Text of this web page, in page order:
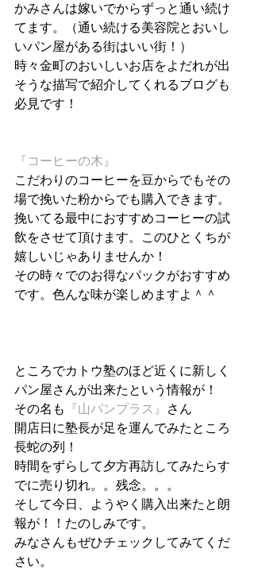
かみさんは嫁いでからずっと通い続け
てます。（通い続ける美容院とおいし
いパン屋がある街はいい街！）
時々金町のおいしいお店をよだれが出
そうな描写で紹介してくれるブログも
必見です！
『コーヒーの木』
こだわりのコーヒーを豆からでもその
場で挽いた粉からでも購入できます。
挽いてる最中におすすめコーヒーの試
飲をさせて頂けます。このひとくちが
嬉しいじゃありませんか！
その時々でのお得なパックがおすすめ
です。色んな味が楽しめますよ＾＾
ところでカトウ塾のほど近くに新しく
パン屋さんが出来たという情報が！
その名も
『山パンプラス』
さん
開店日に塾長が足を運んでみたところ
長蛇の列！
時間をずらして夕方再訪してみたらす
でに売り切れ。。残念。。。
そして今日、ようやく購入出来たと朗
報が！！たのしみです。
みなさんもぜひチェックしてみてくだ
さい。